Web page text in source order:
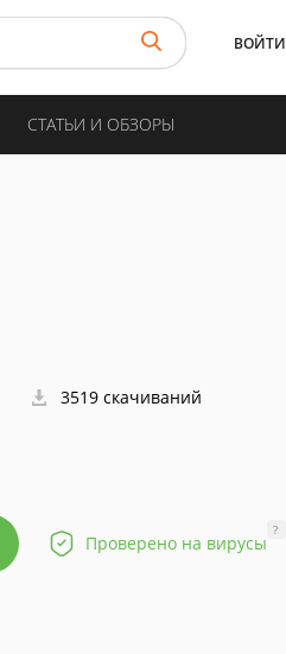
ВОЙТИ
СТАТЬИ И ОБЗОРЫ
3519 скачиваний
Проверено на вирусы
?